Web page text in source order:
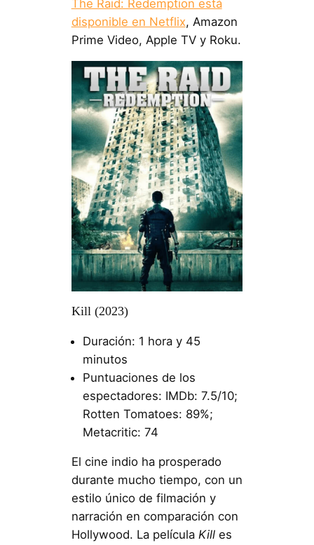
The Raid: Redemption está
disponible en Netflix, Amazon
Prime Video, Apple TV y Roku.
Kill (2023)
Duración: 1 hora y 45
minutos
Puntuaciones de los
espectadores: IMDb: 7.5/10;
Rotten Tomatoes: 89%;
Metacritic: 74
El cine indio ha prosperado
durante mucho tiempo, con un
estilo único de filmación y
narración en comparación con
Hollywood. La película Killes